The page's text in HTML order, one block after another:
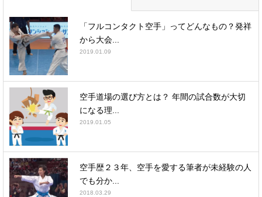
「フルコンタクト空手」ってどんなもの？発祥
から大会...
2019.01.09
空手道場の選び方とは？ 年間の試合数が大切
になる理...
2019.01.05
空手歴２３年、空手を愛する筆者が未経験の人
でも分か...
2018.03.29